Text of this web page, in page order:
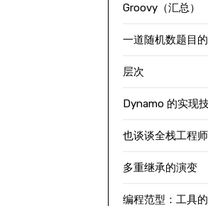
Groovy（汇总）
一道随机数题目
层次
Dynamo 的实现
也谈谈全栈工程师
多重继承的演变
编程范型：工具